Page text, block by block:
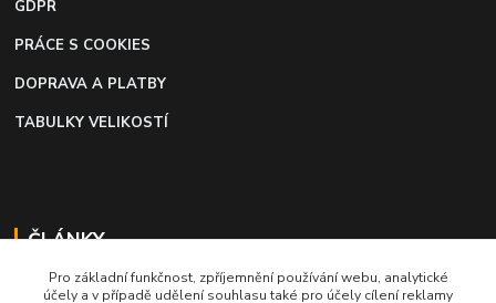
GDPR
PRÁCE S COOKIES
DOPRAVA A PLATBY
TABULKY VELIKOSTÍ
ČLÁNKY
Profi lepidlo na boty a kůži
Pro základní funkčnost, zpříjemnění používání webu, analytické
účely a v případě udělení souhlasu také pro účely cílení reklamy